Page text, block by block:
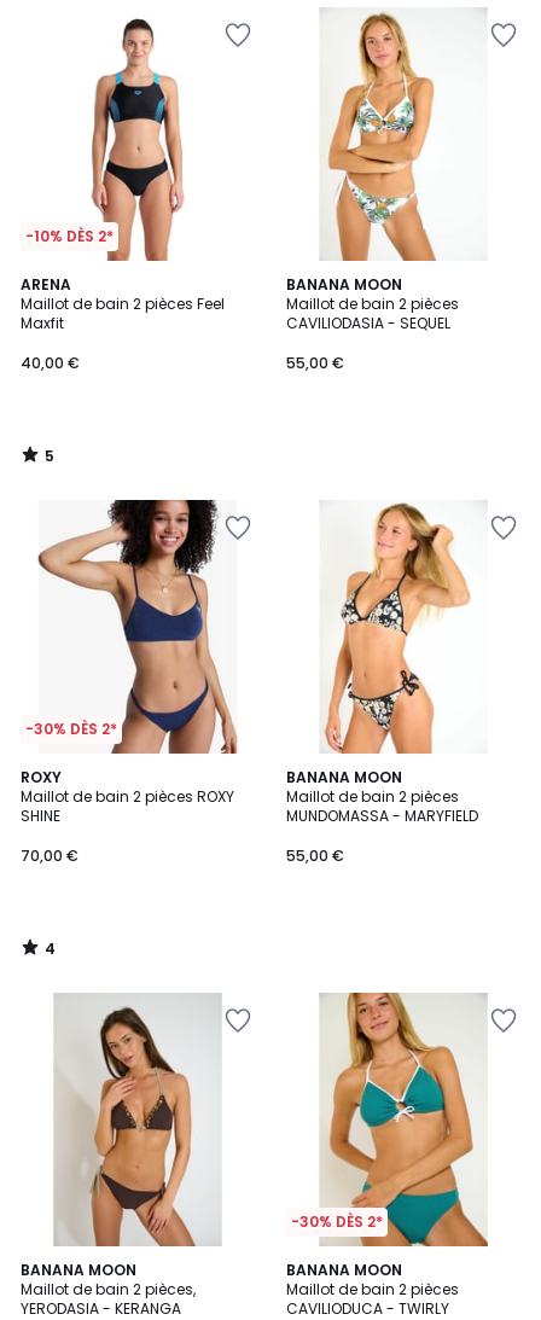
-10% DÈS 2*
ARENA
Maillot de bain 2 pièces Feel
Maxfit
40,00 €
5
/
5
5
/
BANANA MOON
Maillot de bain 2 pièces
CAVILIODASIA - SEQUEL
55,00 €
-30% DÈS 2*
ROXY
Maillot de bain 2 pièces ROXY
SHINE
70,00 €
4
/
5
4
/
BANANA MOON
Maillot de bain 2 pièces
MUNDOMASSA - MARYFIELD
55,00 €
BANANA MOON
Maillot de bain 2 pièces,
YERODASIA - KERANGA
-30% DÈS 2*
BANANA MOON
Maillot de bain 2 pièces
CAVILIODUCA - TWIRLY